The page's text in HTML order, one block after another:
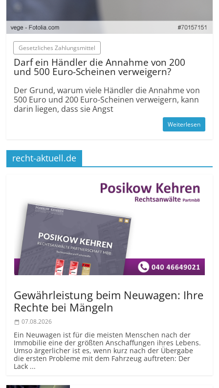
Gesetzliches Zahlungsmittel
Darf ein Händler die Annahme von 200
und 500 Euro-Scheinen verweigern?
Der Grund, warum viele Händler die Annahme von
500 Euro und 200 Euro-Scheinen verweigern, kann
darin liegen, dass sie Angst
Weiterlesen
recht-aktuell.de
Gewährleistung beim Neuwagen: Ihre
Rechte bei Mängeln
07.08.2026
Ein Neuwagen ist für die meisten Menschen nach der
Immobilie eine der größten Anschaffungen ihres Lebens.
Umso ärgerlicher ist es, wenn kurz nach der Übergabe
die ersten Probleme mit dem Fahrzeug auftreten: Der
Lack ...